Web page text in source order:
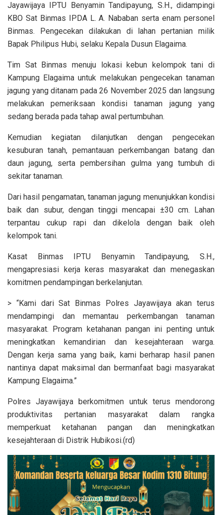
Jayawijaya IPTU Benyamin Tandipayung, S.H., didampingi
KBO Sat Binmas IPDA L. A. Nababan serta enam personel
Binmas. Pengecekan dilakukan di lahan pertanian milik
Bapak Philipus Hubi, selaku Kepala Dusun Elagaima.
Tim Sat Binmas menuju lokasi kebun kelompok tani di
Kampung Elagaima untuk melakukan pengecekan tanaman
jagung yang ditanam pada 26 November 2025 dan langsung
melakukan pemeriksaan kondisi tanaman jagung yang
sedang berada pada tahap awal pertumbuhan.
Kemudian kegiatan dilanjutkan dengan pengecekan
kesuburan tanah, pemantauan perkembangan batang dan
daun jagung, serta pembersihan gulma yang tumbuh di
sekitar tanaman.
Dari hasil pengamatan, tanaman jagung menunjukkan kondisi
baik dan subur, dengan tinggi mencapai ±30 cm. Lahan
terpantau cukup rapi dan dikelola dengan baik oleh
kelompok tani.
Kasat Binmas IPTU Benyamin Tandipayung, S.H.,
mengapresiasi kerja keras masyarakat dan menegaskan
komitmen pendampingan berkelanjutan.
> “Kami dari Sat Binmas Polres Jayawijaya akan terus
mendampingi dan memantau perkembangan tanaman
masyarakat. Program ketahanan pangan ini penting untuk
meningkatkan kemandirian dan kesejahteraan warga.
Dengan kerja sama yang baik, kami berharap hasil panen
nantinya dapat maksimal dan bermanfaat bagi masyarakat
Kampung Elagaima.”
Polres Jayawijaya berkomitmen untuk terus mendorong
produktivitas pertanian masyarakat dalam rangka
memperkuat ketahanan pangan dan meningkatkan
kesejahteraan di Distrik Hubikosi.(rd)